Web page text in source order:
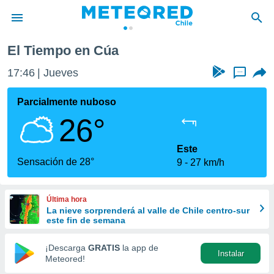
de
por
se
calidad.
a este
las
y
forma
digital
basada
El Tiempo en Cúa
17:46 Jueves ...
Parcialmente nuboso
26°
Sensación de 28°
Este
9
27 km/h
Última hora
La nieve sorprenderá al valle de Chile centro-sur
este fin de semana
¡Descarga GRATIS la app de
Meteored!
Instalar